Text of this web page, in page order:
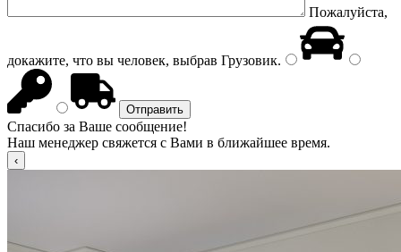
Пожалуйста,
докажите, что вы человек, выбрав Грузовик.
Спасибо за Ваше сообщение!
Наш менеджер свяжется с Вами в ближайшее время.